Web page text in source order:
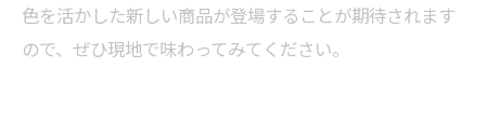
色を活かした新しい商品が登場することが期待されます
ので、ぜひ現地で味わってみてください。